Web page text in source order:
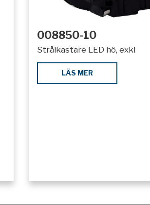
008850-10
Strålkastare LED hö, exkl
LÄS MER